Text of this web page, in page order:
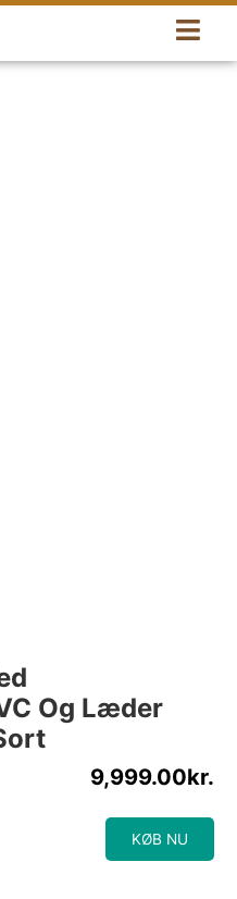
Og Læder
9,999.00kr.
KØB NU